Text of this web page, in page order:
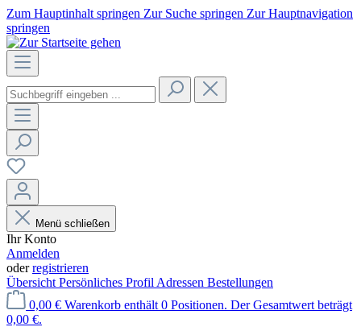
Zum Hauptinhalt springen Zur Suche springen Zur Hauptnavigation
springen
Menü schließen
Ihr Konto
Anmelden
oderregistrieren
Übersicht Persönliches Profil Adressen Bestellungen
0,00 € Warenkorb enthält 0 Positionen. Der Gesamtwert beträgt
0,00 €.